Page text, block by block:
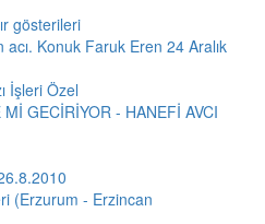
gösterileri
acı. Konuk Faruk Eren 24 Aralık
İşleri Özel
GECİRİYOR - HANEFİ AVCI
(Erzurum - Erzincan